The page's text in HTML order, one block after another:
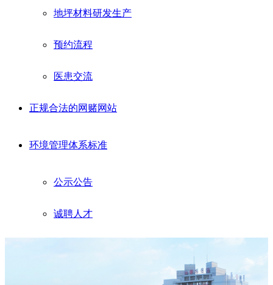
地坪材料研发生产
预约流程
医患交流
正规合法的网赌网站
环境管理体系标准
公示公告
诚聘人才